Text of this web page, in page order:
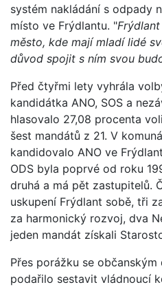
systém nakládání s odpady
místo ve Frýdlantu. "
město, kde mají mladí lidé
důvod spojit s ním svou
Před čtyřmi lety vyhrála
kandidátka ANO, SOS a
hlasovalo 27,08 procenta
šest mandátů z 21. V
kandidovalo ANO ve
ODS byla poprvé od roku
druhá a má pět zastupitelů.
uskupení Frýdlant sobě, tři
za harmonický rozvoj, dva
jeden mandát získali
Přes porážku se
podařilo sestavit vládnoucí